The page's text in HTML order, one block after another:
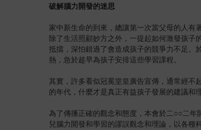
破解腦力開發的迷思
家中新生命的到來，總讓第一次當父母的人有
除了生活照顧妙方之外，一提起如何激發孩
抵擋，深怕錯過了會造成孩子的競爭力不足。
熱，急於趁早為孩子安排這些學習課程。
其實，許多看似冠冕堂皇廣告宣傳，通常經不
的年代，什麼才是真正有益孩子發展的建議和
為了傳播正確的觀念和態度，本會於二○○二
兒腦力開發和學習的謬誤觀念和理論，以各